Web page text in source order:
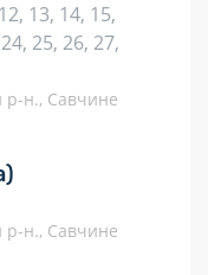
13, 14, 15,
25, 26, 27,
р-н., Савчине
р-н., Савчине